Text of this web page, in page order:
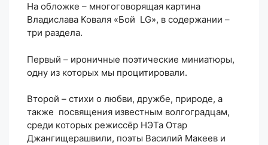
На обложке – многоговорящая картина
Владислава Коваля «Бой LG», в содержании –
три раздела.
Первый – ироничные поэтические миниатюры,
одну из которых мы процитировали.
Второй – стихи о любви, дружбе, природе, а
также посвящения известным волгоградцам,
среди которых режиссёр НЭТа Отар
Джангищерашвили, поэты Василий Макеев и